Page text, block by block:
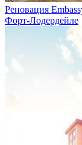
Реновация
Форт-Лодердейле